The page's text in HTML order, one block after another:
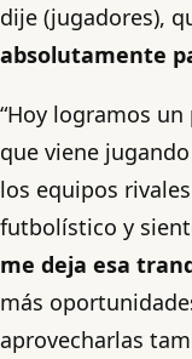
dije (jugadores),
absolutamente
“Hoy logramos
que viene
los equipos
futbolístico y
me deja esa
más
aprovecharlas